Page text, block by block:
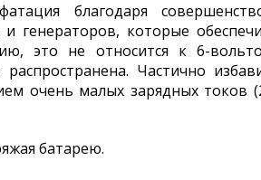
благодаря
генераторов, которые
это не относится к 6-
Частично
очень малых зарядных
батарею.